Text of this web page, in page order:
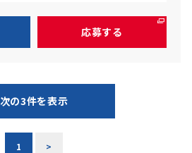
応募する
次の3件を表示
1 >